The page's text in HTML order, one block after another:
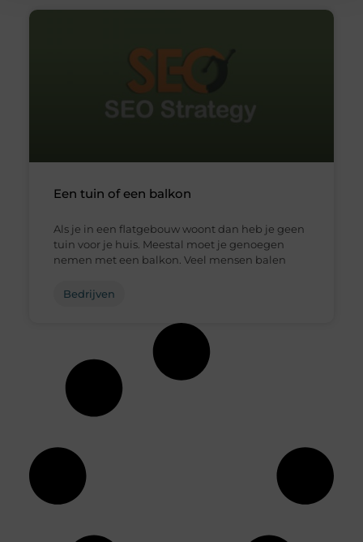
Een tuin of een balkon
Als je in een flatgebouw woont dan heb je geen
tuin voor je huis. Meestal moet je genoegen
nemen met een balkon. Veel mensen balen
Bedrijven